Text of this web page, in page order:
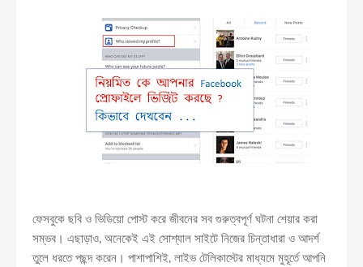
ফেসবুকে ছবি ও ভিডিয়ো পোস্ট করে জীবনের সব গুরুত্বপূর্ণ ঘটনা শেয়ার করা
সম্ভব। এছাড়াও, অনেকেই এই সোশ্যাল সাইটে নিজের চিন্তাধারা ও আদর্শ
তুলে ধরতে পছন্দ করেন। পাশাপাশিই, লাইভ টেলিকাস্টের মাধ্যমে মুহূর্তে আপনি